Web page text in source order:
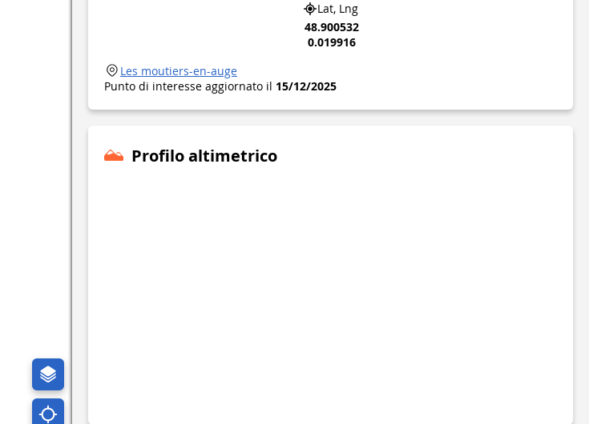
Lat, Lng
48.900532
0.019916
Les moutiers-en-auge
Punto di interesse aggiornato il 15/12/2025
Profilo altimetrico